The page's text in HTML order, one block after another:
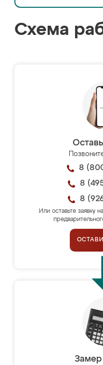
Схема
8
8
8
Или оставьте заявку
Замер